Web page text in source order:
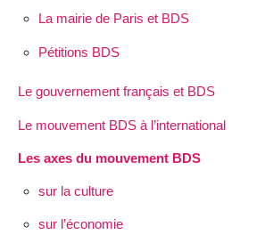
La mairie de Paris et BDS
Pétitions BDS
Le gouvernement français et BDS
Le mouvement BDS à l’international
Les axes du mouvement BDS
sur la culture
sur l’économie